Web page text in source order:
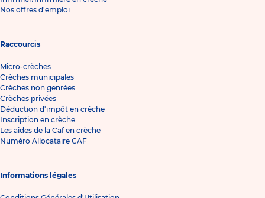
Nos offres d'emploi
Raccourcis
Micro-crèches
Crèches municipales
Crèches non genrées
Crèches privées
Déduction d'impôt en crèche
Inscription en crèche
Les aides de la Caf en crèche
Numéro Allocataire CAF
Informations légales